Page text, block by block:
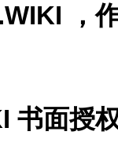
，
书面授